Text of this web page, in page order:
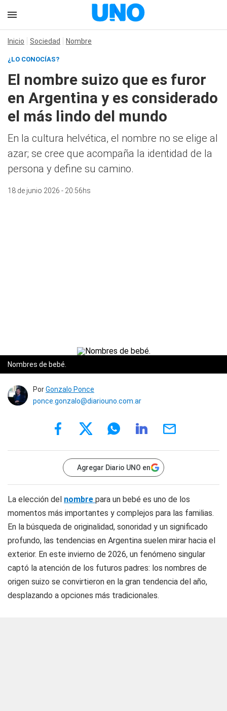
Inicio Sociedad Nombre
¿LO CONOCÍAS?
El nombre suizo que es furor
en Argentina y es considerado
el más lindo del mundo
En la cultura helvética, el nombre no se elige al
azar; se cree que acompaña la identidad de la
persona y define su camino.
18 de junio 2026 - 20:56hs
Nombres de bebé.
PorGonzalo Ponce
ponce.gonzalo@diariouno.com.ar
Agregar Diario UNO en
La elección del nombre para un bebé es uno de los
momentos más importantes y complejos para las familias.
En la búsqueda de originalidad, sonoridad y un significado
profundo, las tendencias en Argentina suelen mirar hacia el
exterior. En este invierno de 2026, un fenómeno singular
captó la atención de los futuros padres: los nombres de
origen suizo se convirtieron en la gran tendencia del año,
desplazando a opciones más tradicionales.